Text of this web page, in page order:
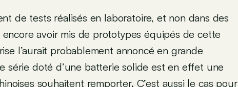
de tests réalisés en laboratoire, et non dans des
avoir mis de prototypes équipés de cette
l’aurait probablement annoncé en grande
série doté d’une batterie solide est en effet une
souhaitent remporter. C’est aussi le cas pour